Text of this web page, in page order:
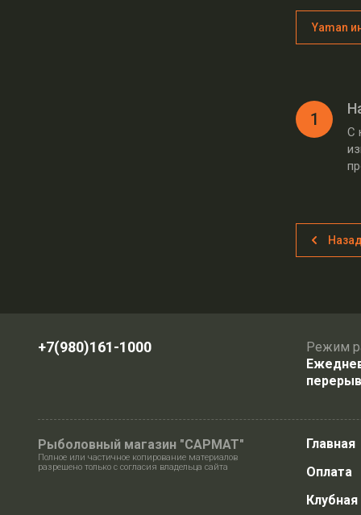
Yaman
1
С
+7(980)161-1000
Режим
Рыболовный магазин "САРМАТ"
Полное или частичное копирование материалов
разрешено только с согласия владельца сайта
Главная
Оплата